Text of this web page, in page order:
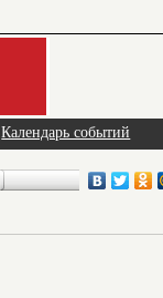
Календарь событий